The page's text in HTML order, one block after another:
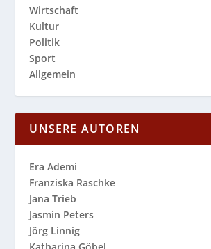
Wirtschaft
Kultur
Politik
Sport
Allgemein
UNSERE AUTOREN
Era Ademi
Franziska Raschke
Jana Trieb
Jasmin Peters
Jörg Linnig